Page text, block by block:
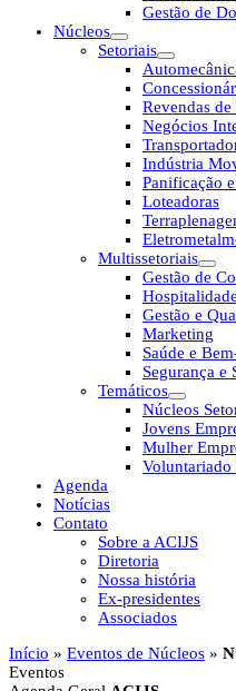
Gestão de
Núcleos
Setoriais
Revendas
Negócios
Indústria
Panificação
Loteadoras
Multissetoriais
Gestão de
Hospitalidade
Gestão e
Marketing
Saúde e
Segurança e
Temáticos
Núcleos
Jovens
Mulher
Agenda
Notícias
Contato
Sobre a ACIJS
Diretoria
Nossa história
Ex-presidentes
Associados
Início » Eventos de Núcleos »
Eventos